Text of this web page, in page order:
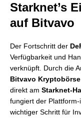
Starknet’s
auf Bitvavo
Der Fortschritt der
Verfügbarkeit und
verknüpft. Durch die
Bitvavo Kryptobörse
direkt am Starknet-
fungiert der
wichtiger Schritt für